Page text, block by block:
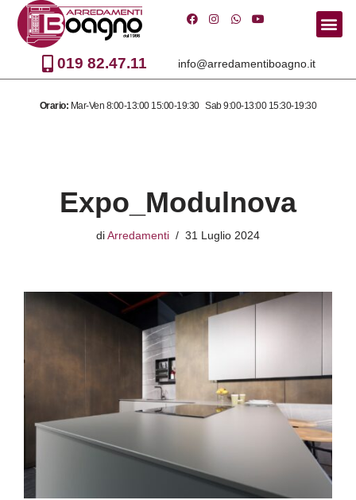
Vai
contenuto
019 82.47.11 info@arredamentiboagno.it
Orario: Mar-Ven 8:00-13:00 15:00-19:30 Sab 9:00-13:00 15:30-19:30
Expo_Modulnova
di Arredamenti 31 Luglio 2024